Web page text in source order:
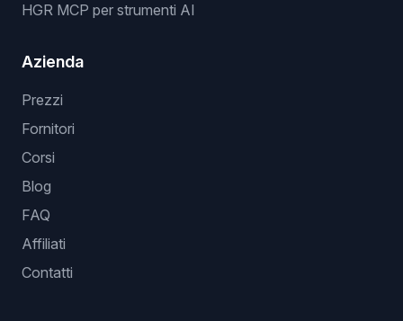
HGR MCP per strumenti AI
Azienda
Prezzi
Fornitori
Corsi
Blog
FAQ
Affiliati
Contatti